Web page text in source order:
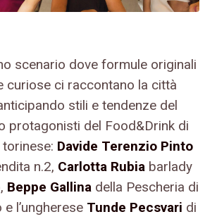
scenario dove formule originali
curiose ci raccontano la città
stili e tendenze del
protagonisti del Food&Drink di
Davide Terenzio Pinto
n.2, Carlotta Rubia barlady
Beppe Gallina della Pescheria di
l’ungherese Tunde Pecsvari di